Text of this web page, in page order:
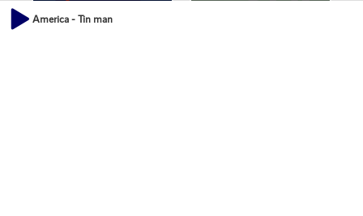
America - Tin man